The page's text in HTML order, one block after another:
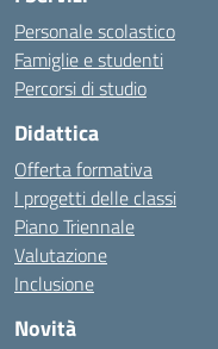
Personale scolastico
Famiglie e studenti
Percorsi di studio
Didattica
Offerta formativa
I progetti delle classi
Piano Triennale
Valutazione
Inclusione
Novità